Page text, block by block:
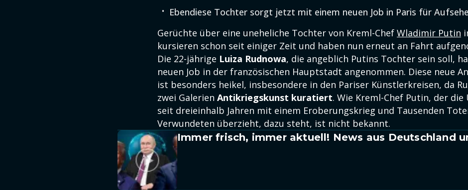
Ebendiese Tochter sorgt jetzt mit einem neuen Job in Paris für
Gerüchte über eine uneheliche Tochter von Kreml-Chef Wladimir Putin
kursieren schon seit einiger Zeit und haben nun erneut an Fahrt
Die 22-jährige Luiza Rudnowa, die angeblich Putins Tochter sein soll,
neuen Job in der französischen Hauptstadt angenommen. Diese neue
ist besonders heikel, insbesondere in den Pariser Künstlerkreisen, da
zwei Galerien Antikriegskunst kuratiert. Wie Kreml-Chef Putin, der die
seit dreieinhalb Jahren mit einem Eroberungskrieg und Tausenden
Verwundeten überzieht, dazu steht, ist nicht bekannt.
Immer frisch, immer aktuell! News aus Deutschland